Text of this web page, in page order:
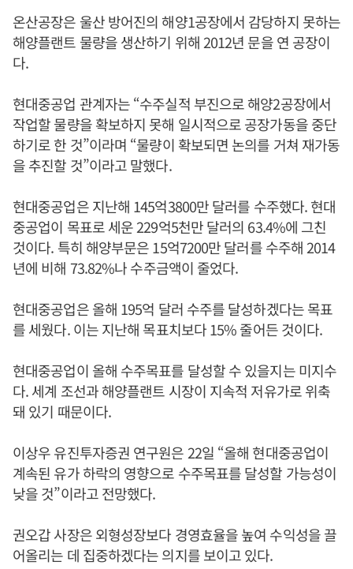
온산공장은 울산 방어진의 해양1공장에서 감당하지 못하는
해양플랜트 물량을 생산하기 위해 2012년 문을 연 공장이
다.
현대중공업 관계자는 “수주실적 부진으로 해양2공장에서
작업할 물량을 확보하지 못해 일시적으로 공장가동을 중단
하기로 한 것”이라며 “물량이 확보되면 논의를 거쳐 재가동
을 추진할 것”이라고 말했다.
현대중공업은 지난해 145억3800만 달러를 수주했다. 현대
중공업이 목표로 세운 229억5천만 달러의 63.4%에 그친
것이다. 특히 해양부문은 15억7200만 달러를 수주해 2014
년에 비해 73.82%나 수주금액이 줄었다.
현대중공업은 올해 195억 달러 수주를 달성하겠다는 목표
를 세웠다. 이는 지난해 목표치보다 15% 줄어든 것이다.
현대중공업이 올해 수주목표를 달성할 수 있을지는 미지수
다. 세계 조선과 해양플랜트 시장이 지속적 저유가로 위축
돼 있기 때문이다.
이상우 유진투자증권 연구원은 22일 “올해 현대중공업이
계속된 유가 하락의 영향으로 수주목표를 달성할 가능성이
낮을 것”이라고 전망했다.
권오갑 사장은 외형성장보다 경영효율을 높여 수익성을 끌
어올리는 데 집중하겠다는 의지를 보이고 있다.